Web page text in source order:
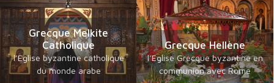
Grecque Melkite
Catholique
l’Eglise byzantine catholique
du monde arabe
Grecque Hellène
l’Eglise Grecque byzantine en
communion avec Rome